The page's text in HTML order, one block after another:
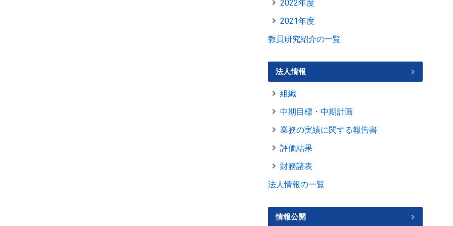
2022年度
2021年度
教員研究紹介の一覧
法人情報
組織
中期目標・中期計画
業務の実績に関する報告書
評価結果
財務諸表
法人情報の一覧
情報公開